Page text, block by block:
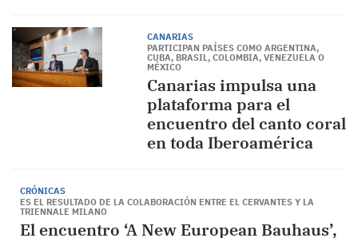
CANARIAS
PARTICIPAN PAÍSES COMO ARGENTINA,
CUBA, BRASIL, COLOMBIA, VENEZUELA O
MÉXICO
Canarias impulsa una
plataforma para el
encuentro del canto coral
en toda Iberoamérica
CRÓNICAS
ES EL RESULTADO DE LA COLABORACIÓN ENTRE EL CERVANTES Y LA
TRIENNALE MILANO
El encuentro ‘A New European Bauhaus’,